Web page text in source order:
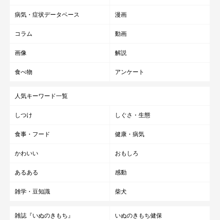
病気・症状データベース 漫画
コラム 動画
画像 解説
食べ物 アンケート
人気キーワード一覧
しつけ しぐさ・生態
食事・フード 健康・病気
かわいい おもしろ
あるある 感動
雑学・豆知識 柴犬
雑誌『いぬのきもち』 いぬのきもち健保